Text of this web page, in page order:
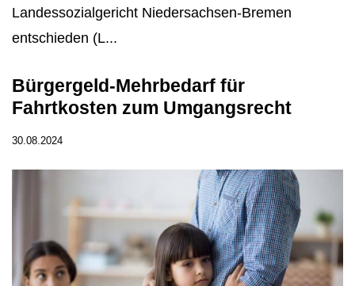
Landessozialgericht Niedersachsen-Bremen
entschieden (L...
Bürgergeld-Mehrbedarf für
Fahrtkosten zum Umgangsrecht
30.08.2024